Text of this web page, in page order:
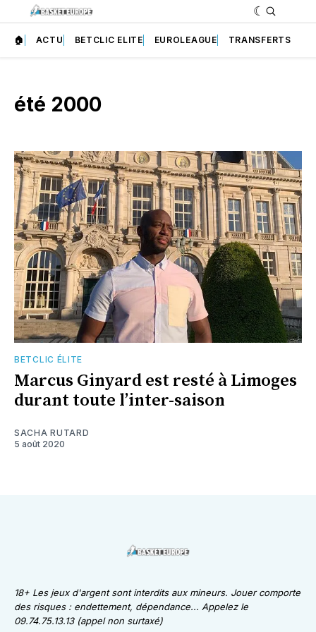
🏠 ACTU BETCLIC ELITE EUROLEAGUE TRANSFERTS
été 2000
BETCLIC ÉLITE
Marcus Ginyard est resté à Limoges
durant toute l’inter-saison
SACHA RUTARD
5 août 2020
18+ Les jeux d'argent sont interdits aux mineurs. Jouer comporte
des risques : endettement, dépendance... Appelez le
09.74.75.13.13 (appel non surtaxé)